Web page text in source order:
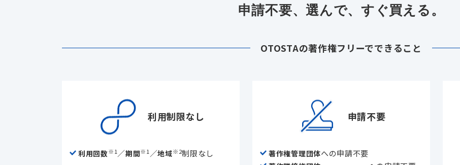
申請不要、選んで、すぐ買える。
OTOSTAの著作権フリーでできること
利用制限なし
利用回数※1／期間※1 ／地域※2制限なし
申請不要
著作権管理団体への申請不要